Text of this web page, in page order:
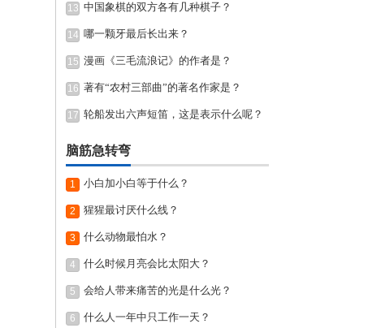
13 中国象棋的双方各有几种棋子？
14 哪一颗牙最后长出来？
15 漫画《三毛流浪记》的作者是？
16 著有“农村三部曲”的著名作家是？
17 轮船发出六声短笛，这是表示什么呢？
脑筋急转弯
1 小白加小白等于什么？
2 猩猩最讨厌什么线？
3 什么动物最怕水？
4 什么时候月亮会比太阳大？
5 会给人带来痛苦的光是什么光？
6 什么人一年中只工作一天？